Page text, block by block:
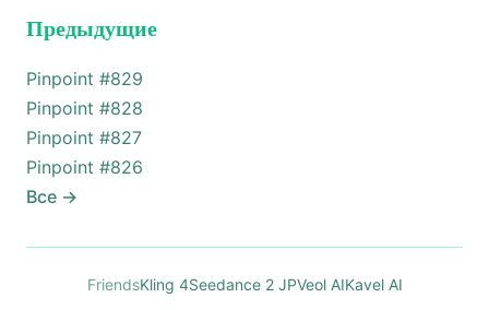
Предыдущие
Pinpoint #829
Pinpoint #828
Pinpoint #827
Pinpoint #826
Все →
FriendsKling 4Seedance 2 JPVeol AIKavel AI